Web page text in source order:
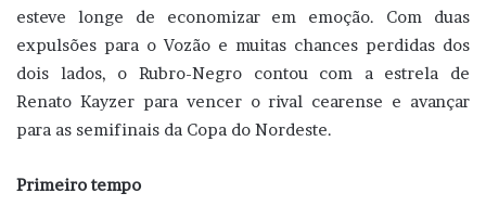
esteve longe de economizar em emoção. Com duas
expulsões para o Vozão e muitas chances perdidas dos
dois lados, o Rubro-Negro contou com a estrela de
Renato Kayzer para vencer o rival cearense e avançar
para as semifinais da Copa do Nordeste.
Primeiro tempo